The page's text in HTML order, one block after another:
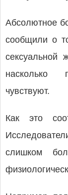
Абсолютное
сообщили о
сексуальной
насколько
чувствуют.
Как это
слишком